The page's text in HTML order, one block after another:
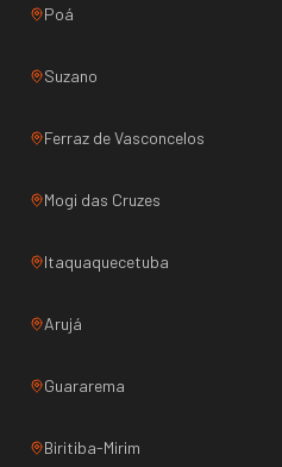
Poá
Suzano
Ferraz de Vasconcelos
Mogi das Cruzes
Itaquaquecetuba
Arujá
Guararema
Biritiba-Mirim